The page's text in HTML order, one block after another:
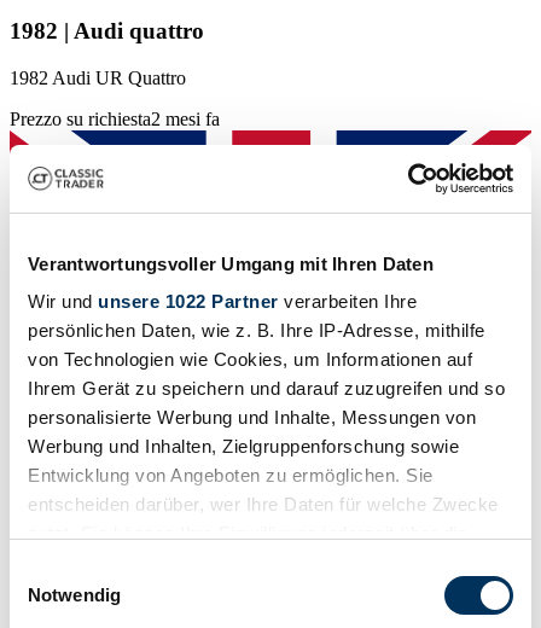
Verantwortungsvoller Umgang mit Ihren Daten
Wir und unsere 1022 Partner verarbeiten Ihre
persönlichen Daten, wie z. B. Ihre IP-Adresse, mithilfe
von Technologien wie Cookies, um Informationen auf
Ihrem Gerät zu speichern und darauf zuzugreifen und so
personalisierte Werbung und Inhalte, Messungen von
Werbung und Inhalten, Zielgruppenforschung sowie
Entwicklung von Angeboten zu ermöglichen. Sie
entscheiden darüber, wer Ihre Daten für welche Zwecke
Trigger Symbol ändern oder widerrufen
Notwendig
1982 | Audi quattro
1982 Audi UR Quattro
Prezzo su richiesta2 mesi fa
Venditore
Tipo carrozzeria